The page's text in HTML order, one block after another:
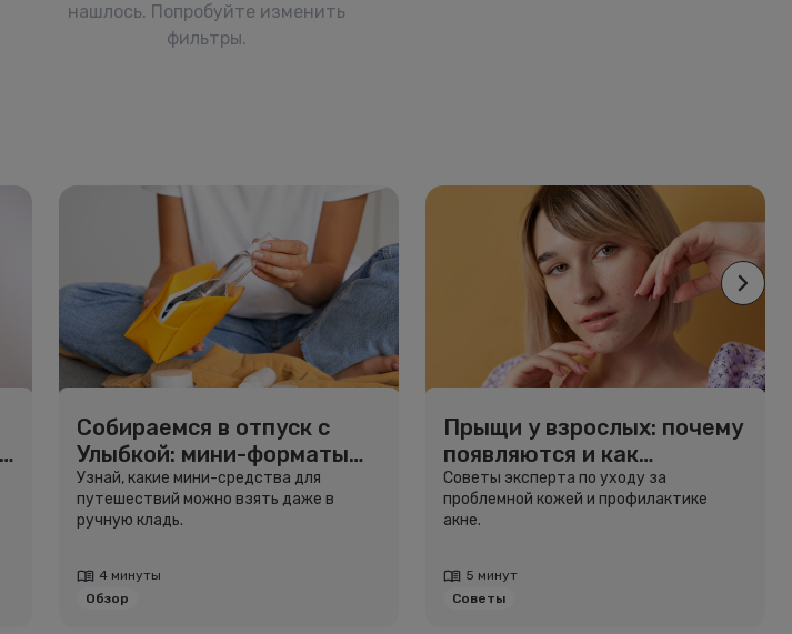
нашлось. Попробуйте изменить
фильтры.
Собираемся в отпуск с
Улыбкой: мини-форматы
для путешествий
Узнай, какие мини-средства для
путешествий можно взять даже в
ручную кладь.
4 минуты
Обзор
Прыщи у взрослых: почему
появляются и как
избавиться
Советы эксперта по уходу за
проблемной кожей и профилактике
акне.
5 минут
Советы